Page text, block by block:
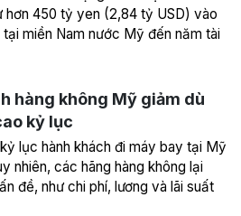
hơn 450 tỷ yen (2,84 tỷ USD) vào
miền Nam nước Mỹ đến năm tài
hàng không Mỹ giảm dù
kỷ lục
lục hành khách đi máy bay tại Mỹ
nhiên, các hãng hàng không lại
đề, như chi phí, lương và lãi suất